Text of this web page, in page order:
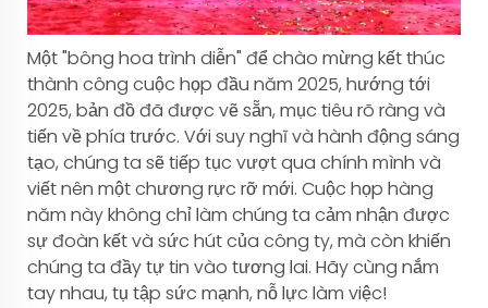
Một "bông hoa trình diễn" để chào mừng kết thúc
thành công cuộc họp đầu năm 2025, hướng tới
2025, bản đồ đã được vẽ sẵn, mục tiêu rõ ràng và
tiến về phía trước. Với suy nghĩ và hành động sáng
tạo, chúng ta sẽ tiếp tục vượt qua chính mình và
viết nên một chương rực rỡ mới. Cuộc họp hàng
năm này không chỉ làm chúng ta cảm nhận được
sự đoàn kết và sức hút của công ty, mà còn khiến
chúng ta đầy tự tin vào tương lai. Hãy cùng nắm
tay nhau, tụ tập sức mạnh, nỗ lực làm việc!